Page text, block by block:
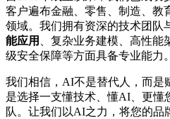
客户遍布金融、零售、制造、教
领域。我们拥有资深的技术团队
能应用
、复杂业务建模、高性
级安全保障等方面具备专业能力。
我们相信，AI不是替代人，而是
是选择一支懂技术、懂AI、更懂
队。让我们以AI之力，将您的品